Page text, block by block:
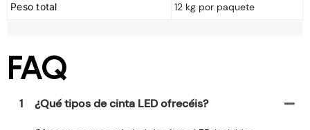
Peso total 12 kg por paquete
FAQ
1 ¿Qué tipos de cinta LED ofrecéis?